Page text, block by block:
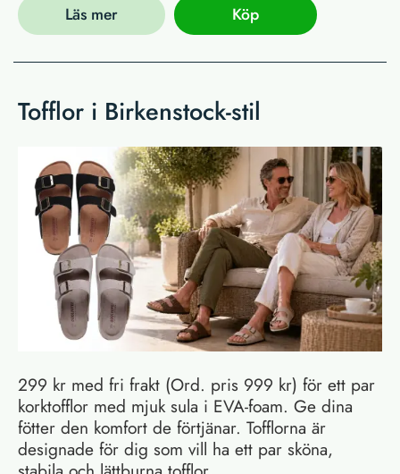
Läs mer Köp
Tofflor i Birkenstock-stil
299 kr med fri frakt (Ord. pris 999 kr) för ett par
korktofflor med mjuk sula i EVA-foam. Ge dina
fötter den komfort de förtjänar. Tofflorna är
designade för dig som vill ha ett par sköna,